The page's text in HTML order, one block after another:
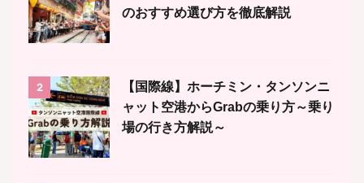
のおすすめ選び方を徹底解説
2
【国際線】ホーチミン・タンソンニ
ャット空港からGrabの乗り方～乗り
場の行き方解説～